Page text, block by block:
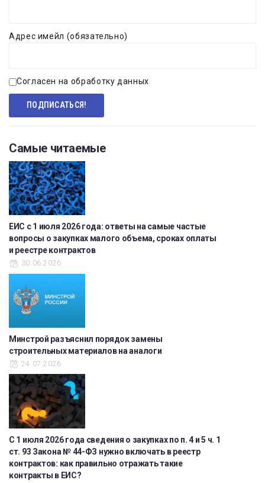
Адрес имейл (обязательно)
Согласен на обработку данных
Самые читаемые
ЕИС с 1 июля 2026 года: ответы на самые частые
вопросы о закупках малого объема, сроках оплаты
и реестре контрактов
30.06.2026
Минстрой разъяснил порядок замены
строительных материалов на аналоги
24.07.2026
С 1 июля 2026 года сведения о закупках по п. 4 и 5 ч. 1
ст. 93 Закона № 44-ФЗ нужно включать в реестр
контрактов: как правильно отражать такие
контракты в ЕИС?